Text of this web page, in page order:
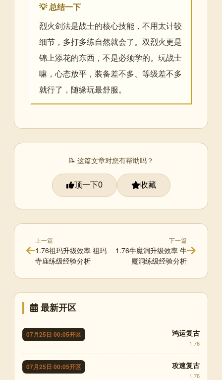
💡 总结一下
烈火剑法是战士的核心技能，不用太计较
细节，多打多练自然就会了。双烈火更是
锦上添花的东西，不是必须学的。玩战士
嘛，心态放平，装备差不多、等级差不多
就行了，随缘玩最舒服。
📝 这篇文章对您有帮助吗？
顶一下0 收藏
上一篇
1.76祖玛升级效率 祖玛
寺庙练级经验分析
下一篇
1.76牛魔洞升级效率 牛
魔洞练级经验分析
最新开区
07月25日 00:05开区 鸿运复古
1.76
07月25日 00:05开区 攻速复古
1.76